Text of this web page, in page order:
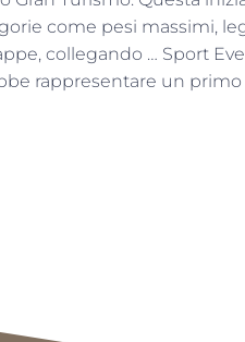
come pesi massimi,
collegando … Sport
rappresentare un primo